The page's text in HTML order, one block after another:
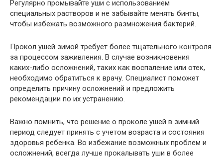
Регулярно промывайте уши с использованием
специальных растворов и не забывайте менять бинты,
чтобы избежать возможного размножения бактерий.
Прокол ушей зимой требует более тщательного контроля
за процессом заживления. В случае возникновения
каких-либо осложнений, таких как воспаление или отек,
необходимо обратиться к врачу. Специалист поможет
определить причину осложнений и предложить
рекомендации по их устранению.
Важно помнить, что решение о проколе ушей в зимний
период следует принять с учетом возраста и состояния
здоровья ребенка. Во избежание возможных проблем и
осложнений, всегда лучше прокалывать уши в более